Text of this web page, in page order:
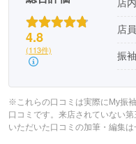
4.8
(113件)
店内
店員
振
※これらの口コミは実際にMy振
口コミです。来店されていない
いただいた口コミの加筆・編集は